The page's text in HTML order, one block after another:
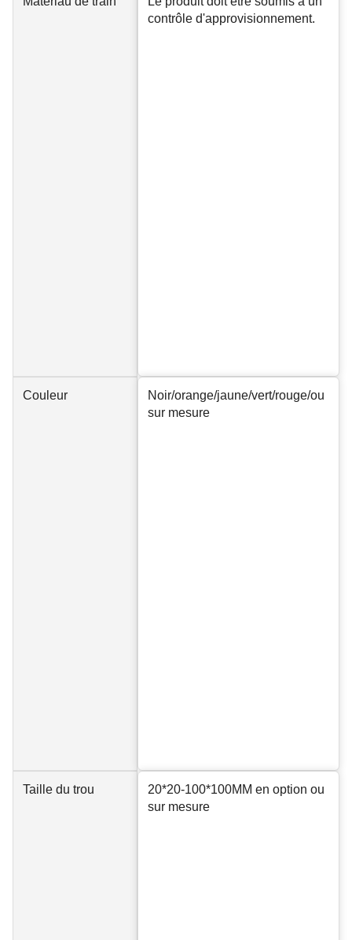
contrôle d'approvisionnement.
Couleur
Noir/orange/jaune/vert/rouge/ou
sur mesure
Taille du trou
20*20-100*100MM en option ou
sur mesure